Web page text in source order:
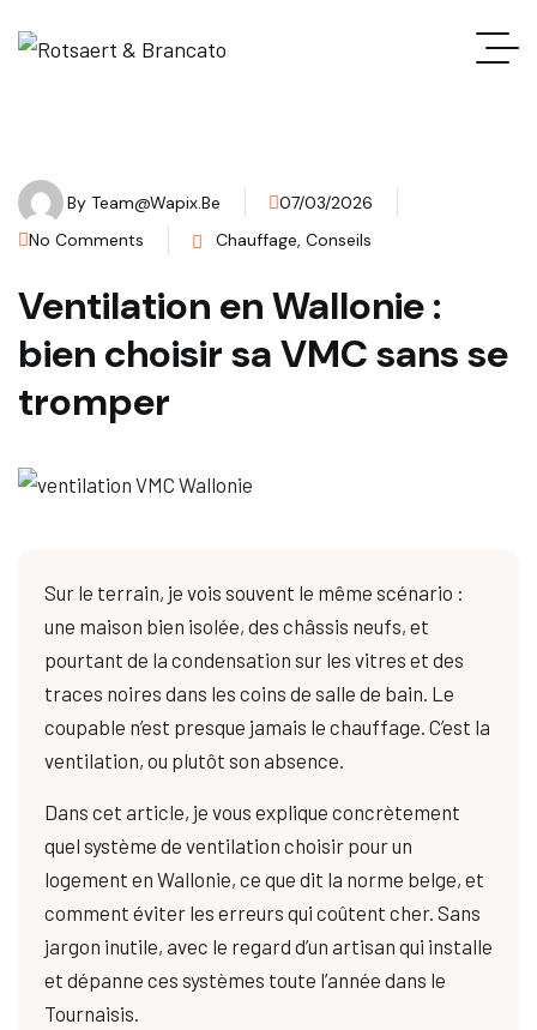
By Team@wapix.be
07/03/2026
No Comments
Chauffage, Conseils
Ventilation en Wallonie :
bien choisir sa VMC sans se
tromper
Sur le terrain, je vois souvent le même scénario :
une maison bien isolée, des châssis neufs, et
pourtant de la condensation sur les vitres et des
traces noires dans les coins de salle de bain. Le
coupable n’est presque jamais le chauffage. C’est la
ventilation, ou plutôt son absence.
Dans cet article, je vous explique concrètement
quel système de ventilation choisir pour un
logement en Wallonie, ce que dit la norme belge, et
comment éviter les erreurs qui coûtent cher. Sans
jargon inutile, avec le regard d’un artisan qui installe
et dépanne ces systèmes toute l’année dans le
Tournaisis.